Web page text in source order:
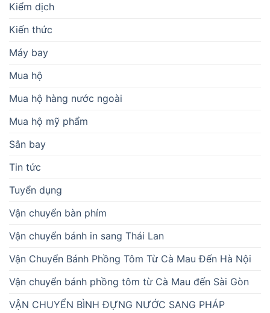
Kiểm dịch
Kiến thức
Máy bay
Mua hộ
Mua hộ hàng nước ngoài
Mua hộ mỹ phẩm
Sân bay
Tin tức
Tuyển dụng
Vận chuyển bàn phím
Vận chuyển bánh in sang Thái Lan
Vận Chuyển Bánh Phồng Tôm Từ Cà Mau Đến Hà Nội
Vận chuyển bánh phồng tôm từ Cà Mau đến Sài Gòn
VẬN CHUYỂN BÌNH ĐỰNG NƯỚC SANG PHÁP